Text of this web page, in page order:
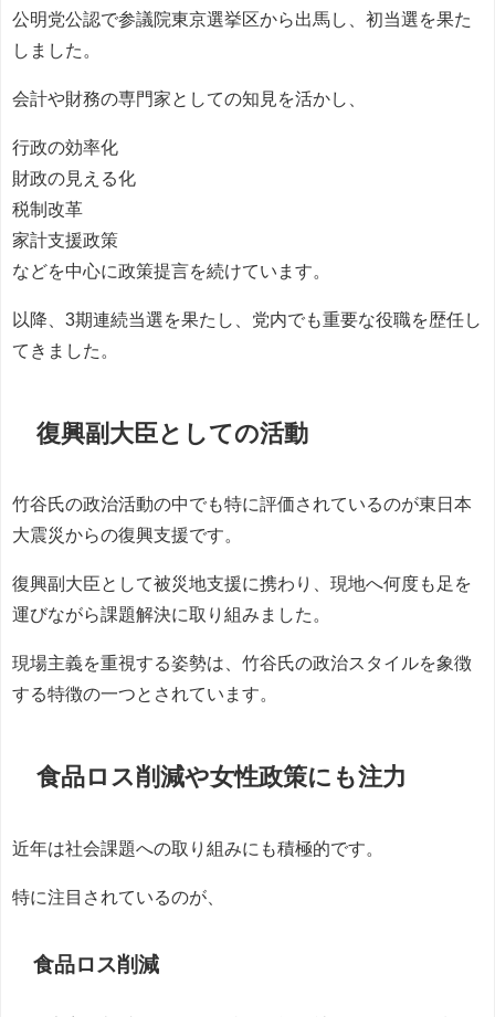
公明党公認で参議院東京選挙区から出馬し、初当選を果た
しました。
会計や財務の専門家としての知見を活かし、
行政の効率化
財政の見える化
税制改革
家計支援政策
などを中心に政策提言を続けています。
以降、3期連続当選を果たし、党内でも重要な役職を歴任し
てきました。
復興副大臣としての活動
竹谷氏の政治活動の中でも特に評価されているのが東日本
大震災からの復興支援です。
復興副大臣として被災地支援に携わり、現地へ何度も足を
運びながら課題解決に取り組みました。
現場主義を重視する姿勢は、竹谷氏の政治スタイルを象徴
する特徴の一つとされています。
食品ロス削減や女性政策にも注力
近年は社会課題への取り組みにも積極的です。
特に注目されているのが、
食品ロス削減